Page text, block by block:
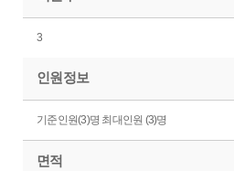
3
인원정보
기준인원(3)명 최대인원 (3)명
면적